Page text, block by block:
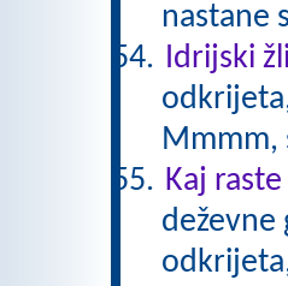
Idrijski
Kaj
deževne